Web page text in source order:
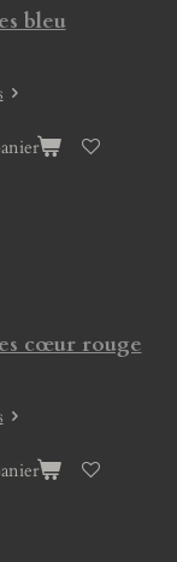
bleu
cœur rouge